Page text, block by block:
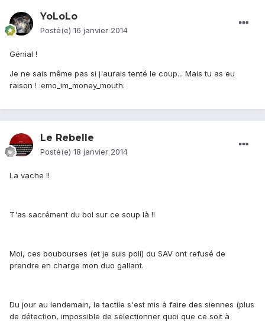
YoLoLo
Posté(e) 16 janvier 2014
Génial !
Je ne sais même pas si j'aurais tenté le coup... Mais tu as eu
raison ! :emo_im_money_mouth:
Le Rebelle
Posté(e) 18 janvier 2014
La vache !!
T'as sacrément du bol sur ce soup là !!
Moi, ces boubourses (et je suis poli) du SAV ont refusé de
prendre en charge mon duo gallant.
Du jour au lendemain, le tactile s'est mis à faire des siennes (plus
de détection, impossible de sélectionner quoi que ce soit à